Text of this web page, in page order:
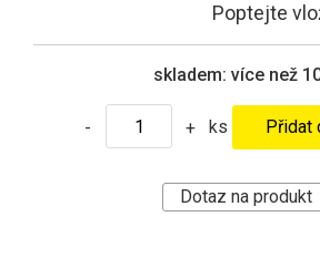
Poptejte
skladem: více než
- + ks
Dotaz na produkt